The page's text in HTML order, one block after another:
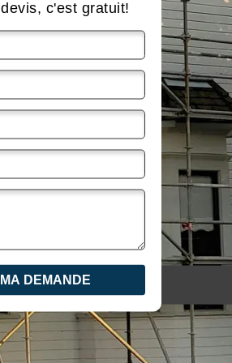
devis, c'est gratuit!